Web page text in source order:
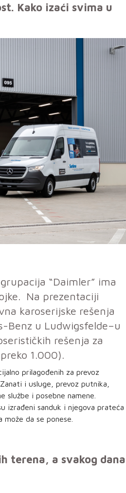
Kako izaći svima u
“Daimler” ima
Na prezentaciji
karoserijske rešenja
Benz u Ludwigsfelde–u
rešenja za
1.000).
prilagođenih za prevoz
i usluge, prevoz putnika,
službe i posebne namene.
izrađeni sanduk i njegova prateća
da se ponese.
terena, a svakog dana